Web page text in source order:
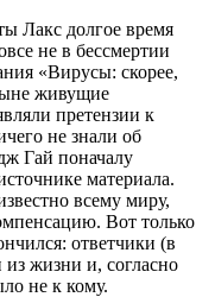
Лакс долгое время
не в бессмертии
«Вирусы: скорее,
живущие
претензии к
не знали об
Гай поначалу
материала.
всему миру,
Вот только
ответчики (в
жизни и, согласно
не к кому.